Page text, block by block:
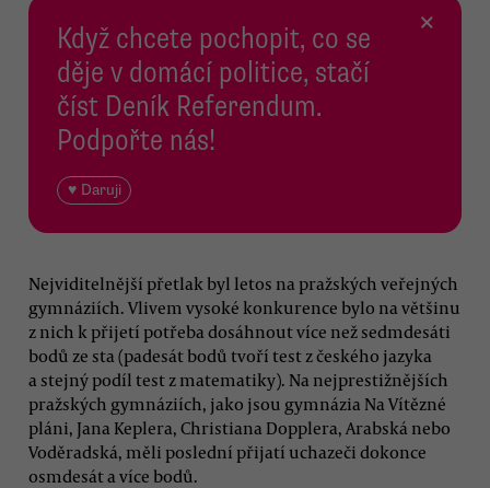
Když chcete pochopit, co se
děje v domácí politice, stačí
číst Deník Referendum.
Podpořte nás!
♥ Daruji
×
Nejviditelnější přetlak byl letos na pražských veřejných
gymnáziích. Vlivem vysoké konkurence bylo na většinu
z nich k přijetí potřeba dosáhnout více než sedmdesáti
bodů ze sta (padesát bodů tvoří test z českého jazyka
a stejný podíl test z matematiky). Na nejprestižnějších
pražských gymnáziích, jako jsou gymnázia Na Vítězné
pláni, Jana Keplera, Christiana Dopplera, Arabská nebo
Voděradská, měli poslední přijatí uchazeči dokonce
osmdesát a více bodů.